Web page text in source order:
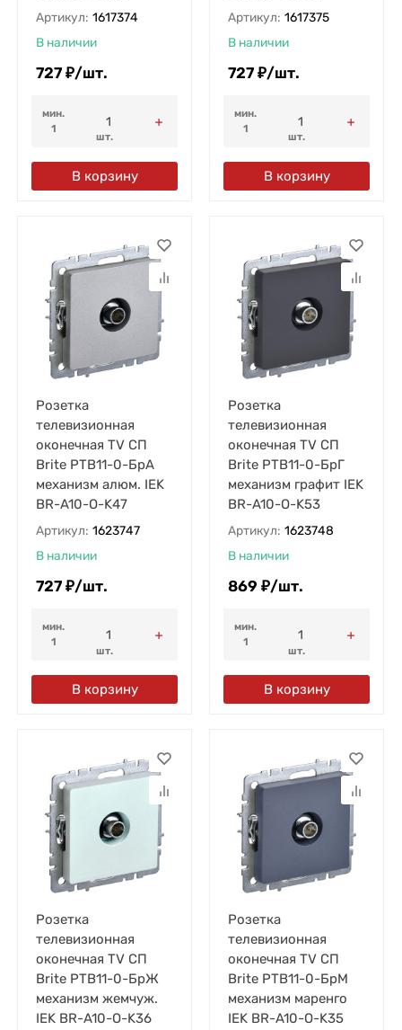
Артикул: 1617374
В наличии
727 ₽/шт.
мин.
1
шт.
В корзину
Артикул: 1617375
В наличии
727 ₽/шт.
мин.
1
шт.
В корзину
Розетка
телевизионная
оконечная TV СП
Brite РТВ11-0-БрА
механизм алюм. IEK
BR-A10-O-K47
Артикул: 1623747
В наличии
727 ₽/шт.
мин.
1
шт.
В корзину
Розетка
телевизионная
оконечная TV СП
Brite РТВ11-0-БрГ
механизм графит IEK
BR-A10-O-K53
Артикул: 1623748
В наличии
869 ₽/шт.
мин.
1
шт.
В корзину
Розетка
телевизионная
оконечная TV СП
Brite РТВ11-0-БрЖ
механизм жемчуж.
IEK BR-A10-O-K36
Розетка
телевизионная
оконечная TV СП
Brite РТВ11-0-БрМ
механизм маренго
IEK BR-A10-O-K35